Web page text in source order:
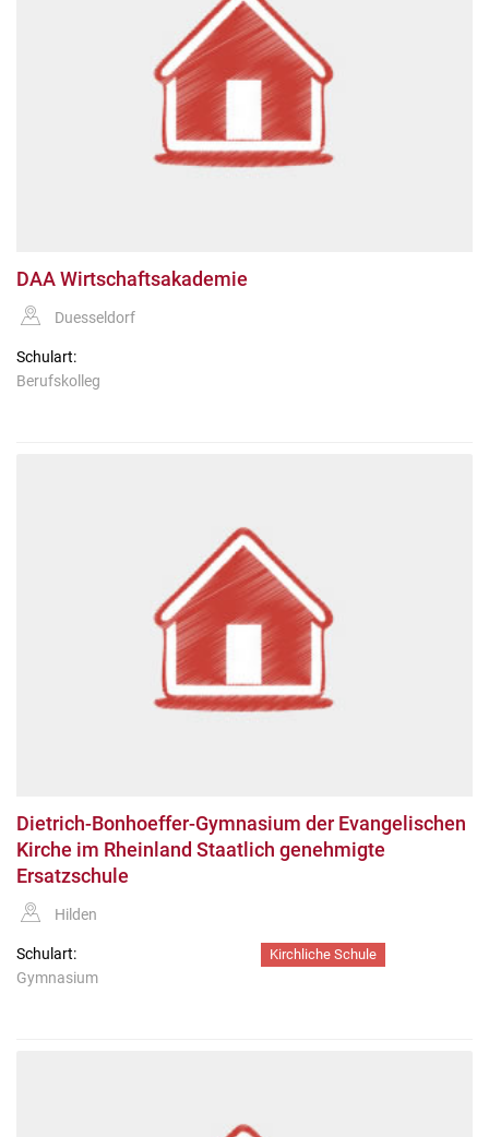
DAA Wirtschaftsakademie
Duesseldorf
Schulart:
Berufskolleg
Dietrich-Bonhoeffer-Gymnasium der Evangelischen
Kirche im Rheinland Staatlich genehmigte
Ersatzschule
Hilden
Schulart:
Gymnasium
Kirchliche Schule